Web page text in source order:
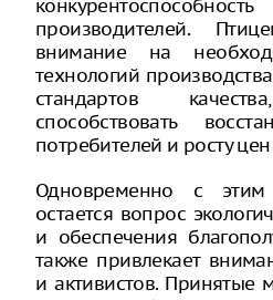
производителей.
внимание на
технологий
стандартов
способствовать
потребителей и росту
Одновременно с
остается вопрос
и обеспечения
также привлекает
и активистов. Принятые